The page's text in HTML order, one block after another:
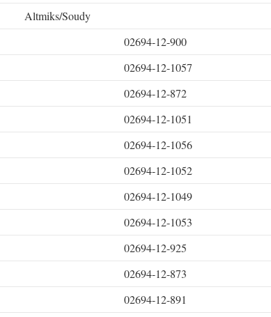
Altmiks/Soudy
02694-12-900
02694-12-1057
02694-12-872
02694-12-1051
02694-12-1056
02694-12-1052
02694-12-1049
02694-12-1053
02694-12-925
02694-12-873
02694-12-891